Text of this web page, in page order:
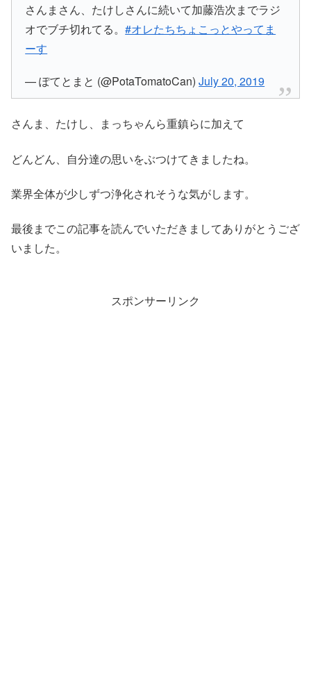
さんまさん、たけしさんに続いて加藤浩次までラジ
オでブチ切れてる。#オレたちちょこっとやってま
ーす
— ぽてとまと (@PotaTomatoCan)July 20, 2019
さんま、たけし、まっちゃんら重鎮らに加えて
どんどん、自分達の思いをぶつけてきましたね。
業界全体が少しずつ浄化されそうな気がします。
最後までこの記事を読んでいただきましてありがとうござ
いました。
スポンサーリンク